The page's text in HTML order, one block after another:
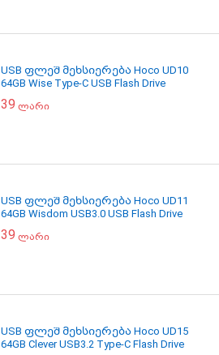
USB ფლეშ მეხსიერება Hoco UD10
64GB Wise Type-C USB Flash Drive
39 ლარი
USB ფლეშ მეხსიერება Hoco UD11
64GB Wisdom USB3.0 USB Flash Drive
39 ლარი
USB ფლეშ მეხსიერება Hoco UD15
64GB Clever USB3.2 Type-C Flash Drive